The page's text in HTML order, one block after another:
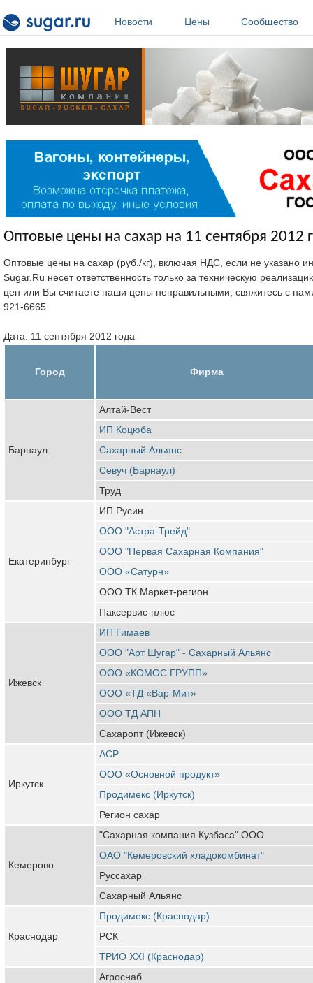
Новости
Цены Сообщество
Оптовые цены на сахар на 11 сентября 2012
Оптовые цены на сахар (руб./кг), включая НДС, если не указано
Sugar.Ru несет ответственность только за техническую
цен или Вы считаете наши цены неправильными, свяжитесь с
921-6665
Дата: 11 сентября 2012 года
Город Фирма
Барнаул
Алтай-Вест
ИП Коцюба
Сахарный Альянс
Севуч (Барнаул)
Труд
Екатеринбург
ИП Русин
ООО "Астра-Трейд"
ООО "Первая Сахарная Компания"
ООО «Сатурн»
ООО ТК Маркет-регион
Паксервис-плюс
Ижевск
ИП Гимаев
ООО "Арт Шугар" - Сахарный Альянс
ООО «КОМОС ГРУПП»
ООО «ТД «Вар-Мит»
ООО ТД АПН
Сахаропт (Ижевск)
Иркутск
АСР
ООО «Основной продукт»
Продимекс (Иркутск)
Регион сахар
Кемерово
"Сахарная компания Кузбаса" ООО
ОАО "Кемеровский хладокомбинат"
Руссахар
Сахарный Альянс
Краснодар
Продимекс (Краснодар)
РСК
ТРИО XXI (Краснодар)
Агроснаб